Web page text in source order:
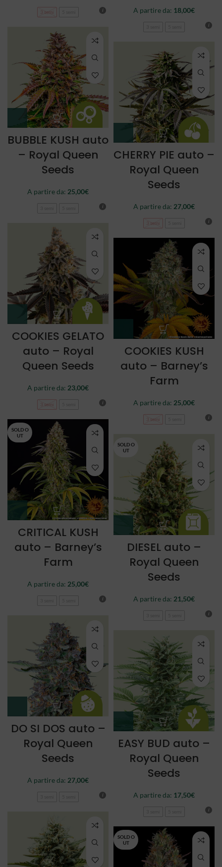
3 semi A partire da: 18,00€
BUBBLE KUSH auto
– Royal Queen
Seeds
A partire da: 25,00€
CHERRY PIE auto –
Royal Queen
Seeds
A partire da: 27,00€
3 semi
COOKIES GELATO
auto – Royal
Queen Seeds
A partire da: 23,00€
3 semi
COOKIES KUSH
auto – Barney’s
Farm
A partire da: 25,00€
3 semi
SOLD O
UT
CRITICAL KUSH
auto – Barney’s
Farm
A partire da: 25,00€
SOLD O
UT
DIESEL auto –
Royal Queen
Seeds
A partire da: 21,50€
DO SI DOS auto –
Royal Queen
Seeds
A partire da: 27,00€
EASY BUD auto –
Royal Queen
Seeds
A partire da: 17,50€
SOLD O
UT